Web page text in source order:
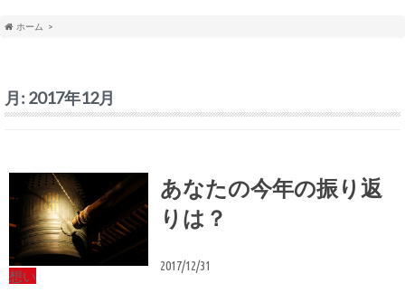
ホーム
月: 2017年12月
想い
あなたの今年の振り返
りは？
2017/12/31